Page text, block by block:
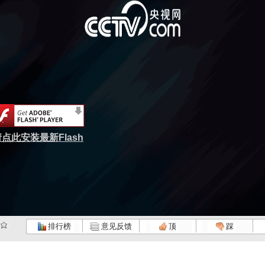
点此安装最新Flash
排行榜 意见反馈 顶 踩